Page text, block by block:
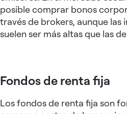
posible comprar bonos
través de brokers, aunque las
suelen ser más altas que las
Fondos de renta fija
Los fondos de renta fija son